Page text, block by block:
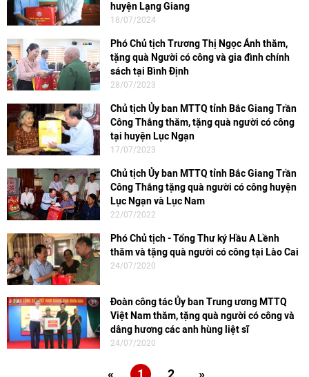
huyện Lạng Giang
18/07/2024
Phó Chủ tịch Trương Thị Ngọc Ánh thăm,
tặng quà Người có công và gia đình chính
sách tại Bình Định
28/07/2023
Chủ tịch Ủy ban MTTQ tỉnh Bắc Giang Trần
Công Thắng thăm, tặng quà người có công
tại huyện Lục Ngạn
17/07/2023
Chủ tịch Ủy ban MTTQ tỉnh Bắc Giang Trần
Công Thắng tặng quà người có công huyện
Lục Ngạn và Lục Nam
22/07/2022
Phó Chủ tịch - Tổng Thư ký Hầu A Lềnh
thăm và tặng quà người có công tại Lào Cai
24/07/2020
Đoàn công tác Ủy ban Trung ương MTTQ
Việt Nam thăm, tặng quà người có công và
dâng hương các anh hùng liệt sĩ
24/07/2020
« 1 2 »